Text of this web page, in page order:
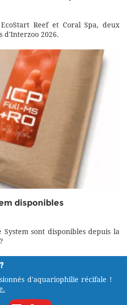
Reef et Coral Spa, deux
d'Interzoo 2026.
disponibles
System sont disponibles depuis la
d'aquariophilie récifale !